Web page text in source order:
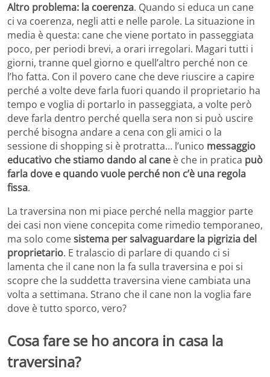
Altro problema: la coerenza. Quando si educa un cane
ci va coerenza, negli atti e nelle parole. La situazione in
media è questa: cane che viene portato in passeggiata
poco, per periodi brevi, a orari irregolari. Magari tutti i
giorni, tranne quel giorno e quell’altro perché non ce
l’ho fatta. Con il povero cane che deve riuscire a capire
perché a volte deve farla fuori quando il proprietario ha
tempo e voglia di portarlo in passeggiata, a volte però
deve farla dentro perché quella sera non si può uscire
perché bisogna andare a cena con gli amici o la
sessione di shopping si è protratta… l’unico messaggio
educativo che stiamo dando al cane è che in pratica può
farla dove e quando vuole perché non c’è una regola
fissa.
La traversina non mi piace perché nella maggior parte
dei casi non viene concepita come rimedio temporaneo,
ma solo comesistema per salvaguardare la pigrizia del
proprietario. E tralascio di parlare di quando ci si
lamenta che il cane non la fa sulla traversina e poi si
scopre che la suddetta traversina viene cambiata una
volta a settimana. Strano che il cane non la voglia fare
dove è tutto sporco, vero?
Cosa fare se ho ancora in casa la
traversina?